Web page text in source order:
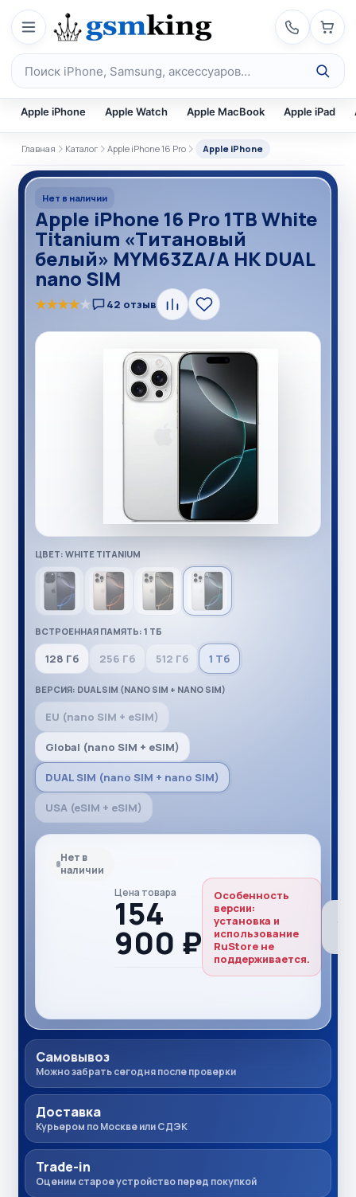
Перейти к содержимому
Поиск по каталогу
Apple iPhone Apple Watch Apple MacBook Apple iPad
Главная Каталог Apple iPhone 16 Pro Apple iPhone
Нет в наличии
Apple iPhone 16 Pro 1TB White
Titanium «Титановый
белый» MYM63ZA/A HK DUAL
nano SIM
★★★★★ 42 отзыв Сравнить
В
избранное
ЦВЕТ: WHITE TITANIUM
ВСТРОЕННАЯ ПАМЯТЬ: 1 ТБ
128 Гб 256 Гб 512 Гб 1 Тб
ВЕРСИЯ: DUAL SIM (NANO SIM + NANO SIM)
EU (nano SIM + eSIM)
Global (nano SIM + eSIM)
DUAL SIM (nano SIM + nano SIM)
USA (eSIM + eSIM)
Нет в
наличии
Цена товара
154
900 ₽
Особенность
версии:
установка и
использование
RuStore не
поддерживается.
Самовывоз
Можно забрать сегодня после проверки
Доставка
Курьером по Москве или СДЭК
Trade-in
Оценим старое устройство перед покупкой